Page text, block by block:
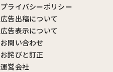
プライバシーポリシー
広告出稿について
広告表示について
お問い合わせ
お詫びと訂正
運営会社